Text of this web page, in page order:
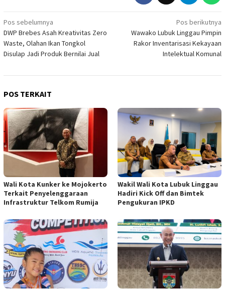
Navigasi
pos
Pos sebelumnya
DWP Brebes Asah Kreativitas Zero
Waste, Olahan Ikan Tongkol
Disulap Jadi Produk Bernilai Jual
Pos berikutnya
Wawako Lubuk Linggau Pimpin
Rakor Inventarisasi Kekayaan
Intelektual Komunal
POS TERKAIT
Wali Kota Kunker ke Mojokerto
Terkait Penyelenggaraan
Infrastruktur Telkom Rumija
Wakil Wali Kota Lubuk Linggau
Hadiri Kick Off dan Bimtek
Pengukuran IPKD